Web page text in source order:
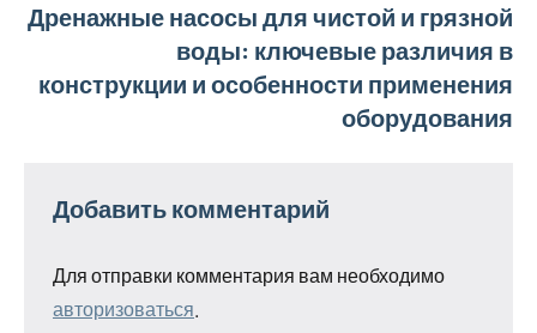
Дренажные насосы для чистой и грязной
воды: ключевые различия в
конструкции и особенности применения
оборудования
Добавить комментарий
Для отправки комментария вам необходимо
авторизоваться